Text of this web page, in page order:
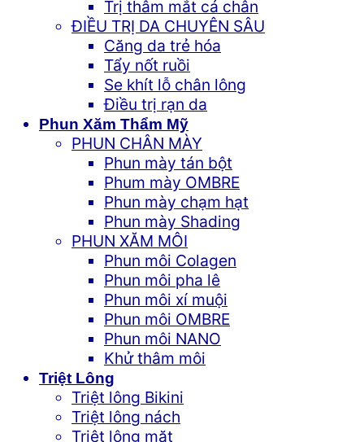
Trị thâm mắt cá chân
ĐIỀU TRỊ DA CHUYÊN SÂU
Căng da trẻ hóa
Tẩy nốt ruồi
Se khít lỗ chân lông
Điều trị rạn da
Phun Xăm Thẩm Mỹ
PHUN CHÂN MÀY
Phun mày tán bột
Phum mày OMBRE
Phun mày chạm hạt
Phun mày Shading
PHUN XĂM MÔI
Phun môi Colagen
Phun môi pha lê
Phun môi xí muội
Phun môi OMBRE
Phun môi NANO
Khử thâm môi
Triệt Lông
Triệt lông Bikini
Triệt lông nách
Triệt lông mặt